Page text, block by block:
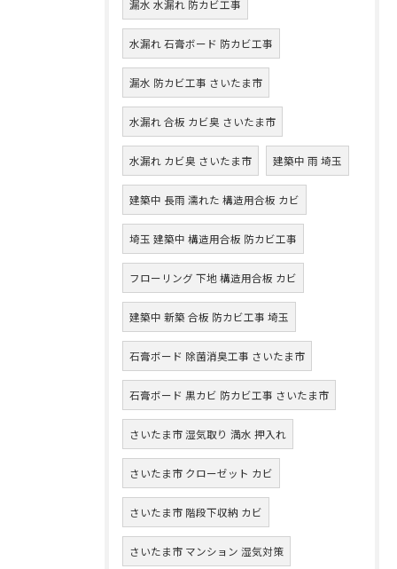
漏水 水漏れ 防カビ工事
水漏れ 石膏ボード 防カビ工事
漏水 防カビ工事 さいたま市
水漏れ 合板 カビ臭 さいたま市
水漏れ カビ臭 さいたま市 建築中 雨 埼玉
建築中 長雨 濡れた 構造用合板 カビ
埼玉 建築中 構造用合板 防カビ工事
フローリング 下地 構造用合板 カビ
建築中 新築 合板 防カビ工事 埼玉
石膏ボード 除菌消臭工事 さいたま市
石膏ボード 黒カビ 防カビ工事 さいたま市
さいたま市 湿気取り 満水 押入れ
さいたま市 クローゼット カビ
さいたま市 階段下収納 カビ
さいたま市 マンション 湿気対策